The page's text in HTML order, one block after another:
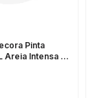
Pinta
Areia Intensa -